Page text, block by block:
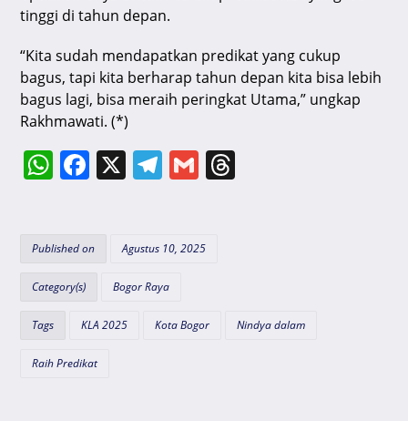
tinggi di tahun depan.
“Kita sudah mendapatkan predikat yang cukup
bagus, tapi kita berharap tahun depan kita bisa lebih
bagus lagi, bisa meraih peringkat Utama,” ungkap
Rakhmawati. (*)
W
s
A
p
F
e
o
o
k
X T
gr
a
m
G
l
s
Published on Agustus 10, 2025
Category(s) Bogor Raya
Tags KLA 2025 Kota Bogor Nindya dalam
Raih Predikat